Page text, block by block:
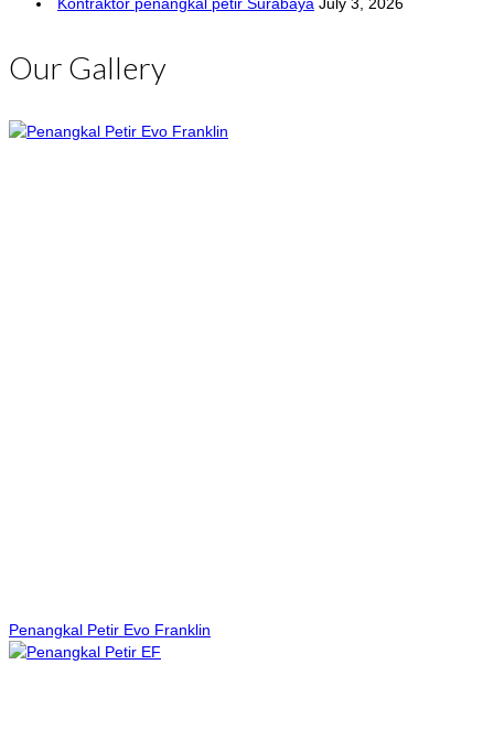
Kontraktor penangkal petir Surabaya July 3, 2026
Our Gallery
Penangkal Petir Evo Franklin